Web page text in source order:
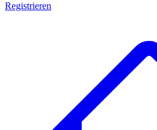
Registrieren